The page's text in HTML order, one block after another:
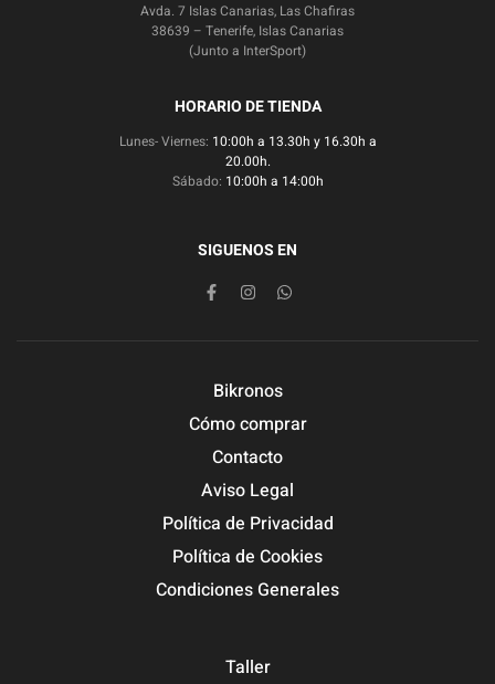
Avda. 7 Islas Canarias, Las Chafiras
38639 – Tenerife, Islas Canarias
(Junto a InterSport)
HORARIO DE TIENDA
Lunes- Viernes: 10:00h a 13.30h y 16.30h a
20.00h.
Sábado: 10:00h a 14:00h
SIGUENOS EN
Bikronos
Cómo comprar
Contacto
Aviso Legal
Política de Privacidad
Política de Cookies
Condiciones Generales
Taller